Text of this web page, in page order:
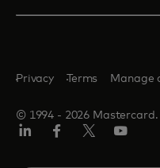
© 1994 ‑ 2026 Mastercard.
Privacy Terms Manage